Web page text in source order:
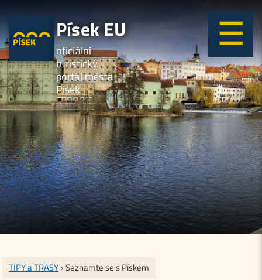
Písek EU
oficiální
turistický
portál města
Písek
TIPY a TRASY › Seznamte se s Pískem